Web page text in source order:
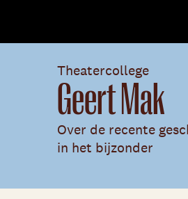
Theatercollege
Geert Mak
Over de recente
in het bijzonder